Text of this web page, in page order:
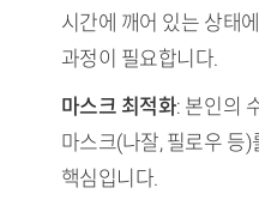
시간에 깨어 있는 상태
과정이 필요합니다.
마스크 최적화: 본인의
마스크(나잘, 필로우 등
핵심입니다.